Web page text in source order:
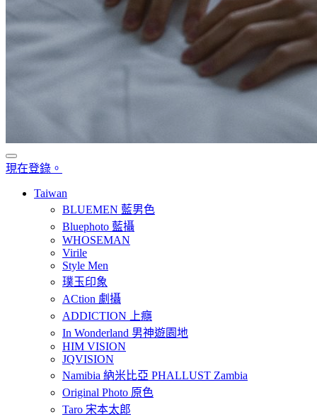
現在登錄。
Taiwan
BLUEMEN 藍男色
Bluephoto 藍攝
WHOSEMAN
Virile
Style Men
璞玉印象
ACtion 劇攝
ADDICTION 上癮
In Wonderland 男神遊園地
HIM VISION
JQVISION
Namibia 納米比亞 PHALLUST Zambia
Original Photo 原色
Taro 宋本太郎